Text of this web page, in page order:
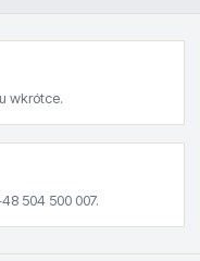
wkrótce.
504 500 007.